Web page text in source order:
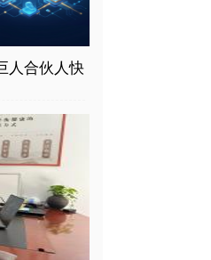
人合伙人快